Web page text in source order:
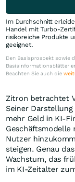
Im Durchschnitt
Handel mit Turbo-
risikoreiche Produkte
geeignet.
Den Basisprospekt sowie
Basisinformationsblätter
Beachten Sie auch die
Zitron betrachtet
Seiner
mehr Geld in KI-
Nutzer
steigen. Genau
Wachstum, das
im KI-Zeitalter